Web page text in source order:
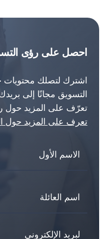
احصل على رؤى
اشترك لتصلك
التسويق مجانًا إلى
تعرّف على المزيد حول
تعرف على المزيد حول